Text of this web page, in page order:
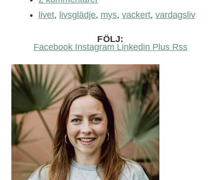
livet, livsglädje, mys, vackert, vardagsliv
FÖLJ:
Facebook Instagram Linkedin Plus Rss